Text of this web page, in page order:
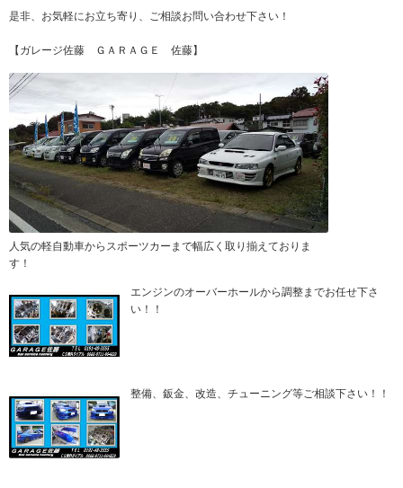
是非、お気軽にお立ち寄り、ご相談お問い合わせ下さい！
【ガレージ佐藤 ＧＡＲＡＧＥ 佐藤】
人気の軽自動車からスポーツカーまで幅広く取り揃えておりま
す！
エンジンのオーバーホールから調整までお任せ下さ
い！！
整備、鈑金、改造、チューニング等ご相談下さい！！